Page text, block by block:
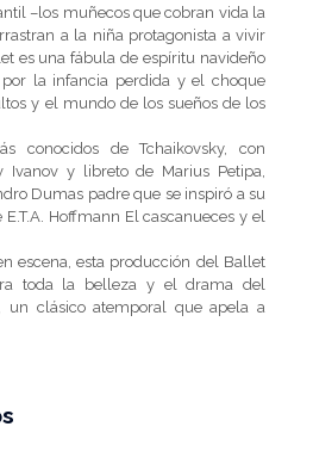
–los muñecos que cobran vida la
a la niña protagonista a vivir
es una fábula de espíritu navideño
la infancia perdida y el choque
y el mundo de los sueños de los
conocidos de Tchaikovsky, con
Ivanov y libreto de Marius Petipa,
Dumas padre que se inspiró a su
Hoffmann El cascanueces y el
escena, esta producción del Ballet
toda la belleza y el drama del
un clásico atemporal que apela a